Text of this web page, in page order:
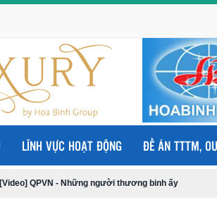
LĨNH VỰC HOẠT ĐỘNG ĐỀ ÁN TTTM,
[Video] QPVN - Những người thương binh ấy